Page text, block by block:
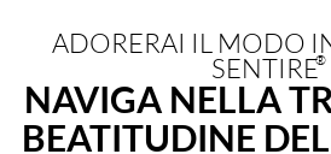
ADORERAI IL MODO
SENTIRE®
NAVIGA NELLA
BEATITUDINE